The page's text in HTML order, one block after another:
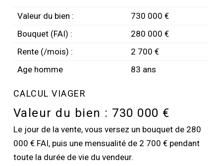
Valeur du bien :
730 000 €
Bouquet (FAI) :
280 000 €
Rente (/mois) :
2 700 €
Age homme
83 ans
CALCUL VIAGER
Valeur du bien : 730 000 €
Le jour de la vente, vous versez un bouquet de 280
000 € FAI, puis une mensualité de 2 700 € pendant
toute la durée de vie du vendeur.